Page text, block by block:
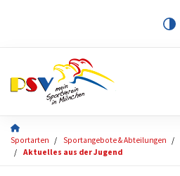
Sportarten Sportangebote & Abteilungen
Aktuelles aus der Jugend